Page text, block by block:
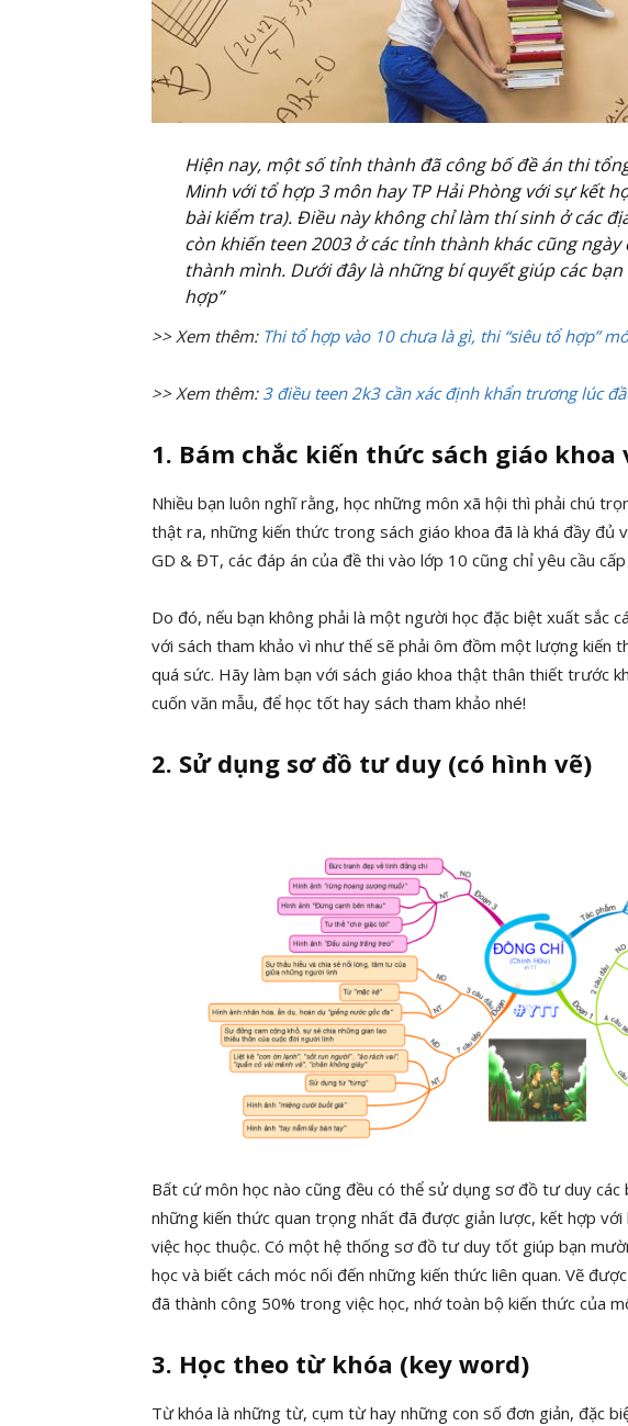
Hiện nay, một số tỉnh thành đã công bố đề án thi
Minh với tổ hợp 3 môn hay TP Hải Phòng với sự kết
bài kiểm tra). Điều này không chỉ làm thí sinh ở các
còn khiến teen 2003 ở các tỉnh thành khác cũng
thành mình. Dưới đây là những bí quyết giúp các
hợp”
>> Xem thêm: Thi tổ hợp vào 10 chưa là gì, thi “siêu tổ hợp”
>> Xem thêm: 3 điều teen 2k3 cần xác định khẩn trương lúc
1. Bám chắc kiến thức sách giáo
Nhiều bạn luôn nghĩ rằng, học những môn xã hội thì phải chú
thật ra, những kiến thức trong sách giáo khoa đã là khá đầy đủ
GD & ĐT, các đáp án của đề thi vào lớp 10 cũng chỉ yêu cầu
Do đó, nếu bạn không phải là một người học đặc biệt xuất sắc
với sách tham khảo vì như thế sẽ phải ôm đồm một lượng kiến
quá sức. Hãy làm bạn với sách giáo khoa thật thân thiết trước
cuốn văn mẫu, để học tốt hay sách tham khảo nhé!
2. Sử dụng sơ đồ tư duy (có hình vẽ)
Bất cứ môn học nào cũng đều có thể sử dụng sơ đồ tư duy các
những kiến thức quan trọng nhất đã được giản lược, kết hợp với
việc học thuộc. Có một hệ thống sơ đồ tư duy tốt giúp bạn
học và biết cách móc nối đến những kiến thức liên quan. Vẽ
đã thành công 50% trong việc học, nhớ toàn bộ kiến thức của
3. Học theo từ khóa (key word)
Từ khóa là những từ, cụm từ hay những con số đơn giản, đặc